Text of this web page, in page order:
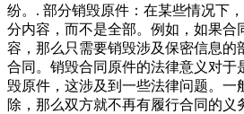
纷。. 部分销毁原件：在某些情况下
分内容，而不是全部。例如，如果合
容，那么只需要销毁涉及保密信息的
合同。销毁合同原件的法律意义对于
毁原件，这涉及到一些法律问题。一
除，那么双方就不再有履行合同的义